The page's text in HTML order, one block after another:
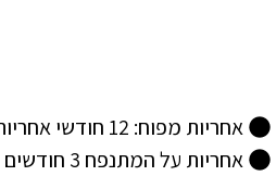
אחריות מפוח: 12 חודשי אחריות יצרן.
אחריות על המתנפח 3 חודשים